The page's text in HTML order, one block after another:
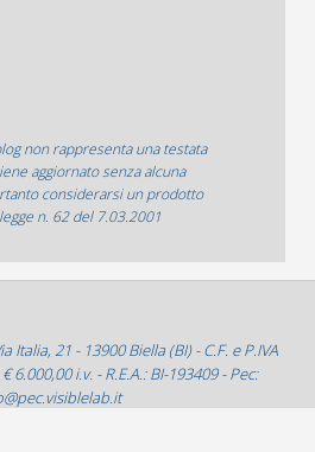
non rappresenta una testata
aggiornato senza alcuna
considerarsi un prodotto
n. 62 del 7.03.2001
Italia, 21 - 13900 Biella (BI) - C.F. e P.IVA
6.000,00 i.v. - R.E.A.: BI-193409 - Pec: